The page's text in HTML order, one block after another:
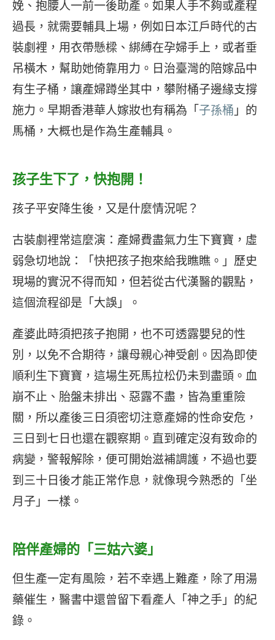
娩、抱腰人一前一後助產。如果人手不夠或產程
過長，就需要輔具上場，例如日本江戶時代的古
裝劇裡，用衣帶懸樑、綁縛在孕婦手上，或者垂
吊橫木，幫助她倚靠用力。日治臺灣的陪嫁品中
有生子桶，讓產婦蹲坐其中，攀附桶子邊緣支撐
施力。早期香港華人嫁妝也有稱為「子孫桶 」的
馬桶，大概也是作為生產輔具。
孩子生下了，快抱開！
孩子平安降生後，又是什麼情況呢？
古裝劇裡常這麼演：產婦費盡氣力生下寶寶，虛
弱急切地說：「快把孩子抱來給我瞧瞧。」歷史
現場的實況不得而知，但若從古代漢醫的觀點，
這個流程卻是「大誤」。
產婆此時須把孩子抱開，也不可透露嬰兒的性
別，以免不合期待，讓母親心神受創。因為即使
順利生下寶寶，這場生死馬拉松仍未到盡頭。血
崩不止、胎盤未排出、惡露不盡，皆為重重險
關，所以產後三日須密切注意產婦的性命安危，
三日到七日也還在觀察期。直到確定沒有致命的
病變，警報解除，便可開始滋補調護，不過也要
到三十日後才能正常作息，就像現今熟悉的「坐
月子」一樣。
陪伴產婦的「三姑六婆」
但生產一定有風險，若不幸遇上難產，除了用湯
藥催生，醫書中還曾留下看產人「神之手」的紀
錄。